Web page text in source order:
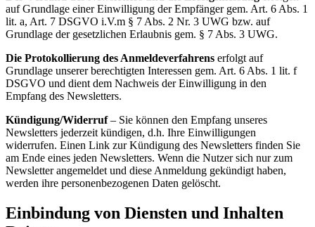
auf Grundlage einer Einwilligung der Empfänger gem. Art. 6 Abs. 1
lit. a, Art. 7 DSGVO i.V.m § 7 Abs. 2 Nr. 3 UWG bzw. auf
Grundlage der gesetzlichen Erlaubnis gem. § 7 Abs. 3 UWG.
Die Protokollierung des Anmeldeverfahrens erfolgt auf
Grundlage unserer berechtigten Interessen gem. Art. 6 Abs. 1 lit. f
DSGVO und dient dem Nachweis der Einwilligung in den
Empfang des Newsletters.
Kündigung/Widerruf– Sie können den Empfang unseres
Newsletters jederzeit kündigen, d.h. Ihre Einwilligungen
widerrufen. Einen Link zur Kündigung des Newsletters finden Sie
am Ende eines jeden Newsletters. Wenn die Nutzer sich nur zum
Newsletter angemeldet und diese Anmeldung gekündigt haben,
werden ihre personenbezogenen Daten gelöscht.
Einbindung von Diensten und Inhalten